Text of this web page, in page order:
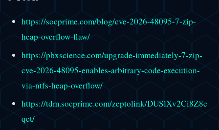
https://socprime.com/blog/cve-2026-48095-7-zip-
heap-overflow-flaw/
https://pbxscience.com/upgrade-immediately-7-zip-
cve-2026-48095-enables-arbitrary-code-execution-
via-ntfs-heap-overflow/
https://tdm.socprime.com/zeptolink/DUSlXv2Ci8Z8e
qet/